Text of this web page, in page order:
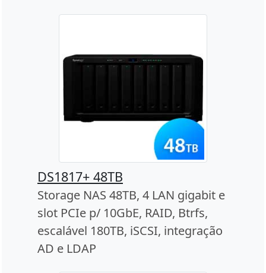
DS1817+ 48TB
Storage NAS 48TB, 4 LAN gigabit e
slot PCIe p/ 10GbE, RAID, Btrfs,
escalável 180TB, iSCSI, integração
AD e LDAP